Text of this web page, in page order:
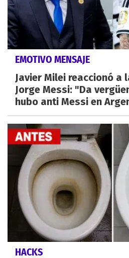
EMOTIVO MENSAJE
Javier Milei reaccionó a
Jorge Messi: "Da
hubo anti Messi en
HACKS